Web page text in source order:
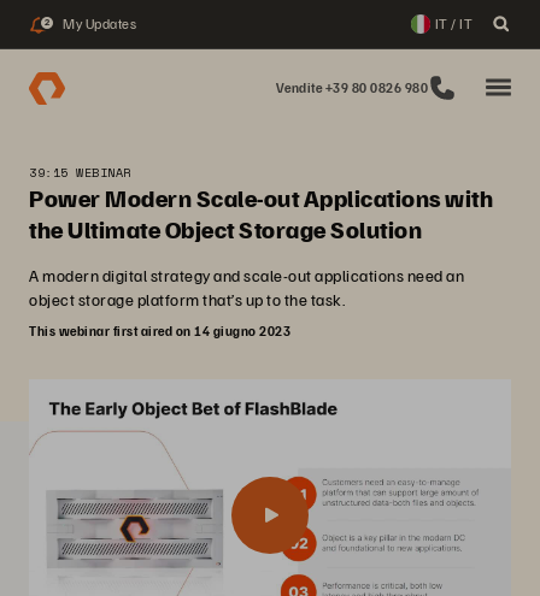
2 My Updates IT / IT
Vendite +39 80 0826 980
39:15 WEBINAR
Power Modern Scale-out Applications with
the Ultimate Object Storage Solution
A modern digital strategy and scale-out applications need an
object storage platform that’s up to the task.
This webinar first aired on 14 giugno 2023